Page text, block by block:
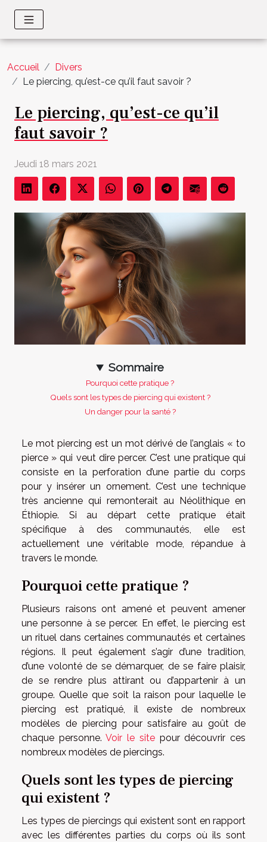
Accueil
Divers
Le piercing, qu’est-ce qu’il faut savoir ?
Le piercing, qu’est-ce qu’il
faut savoir ?
Jeudi 18 mars 2021
Sommaire
Pourquoi cette pratique ?
Quels sont les types de piercing qui existent ?
Un danger pour la santé ?
Le mot piercing est un mot dérivé de l’anglais « to
pierce » qui veut dire percer. C’est une pratique qui
consiste en la perforation d’une partie du corps
pour y insérer un ornement. C’est une technique
très ancienne qui remonterait au Néolithique en
Éthiopie. Si au départ cette pratique était
spécifique à des communautés, elle est
actuellement une véritable mode, répandue à
travers le monde.
Pourquoi cette pratique ?
Plusieurs raisons ont amené et peuvent amener
une personne à se percer. En effet, le piercing est
un rituel dans certaines communautés et certaines
régions. Il peut également s’agir d’une tradition,
d’une volonté de se démarquer, de se faire plaisir,
de se rendre plus attirant ou d’appartenir à un
groupe. Quelle que soit la raison pour laquelle le
piercing est pratiqué, il existe de nombreux
modèles de piercing pour satisfaire au goût de
chaque personne.Voir le sitepour découvrir ces
nombreux modèles de piercings.
Quels sont les types de piercing
qui existent ?
Les types de piercings qui existent sont en rapport
avec les différentes parties du corps où ils sont